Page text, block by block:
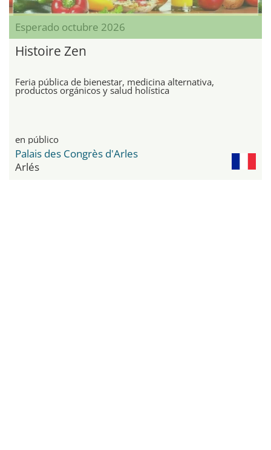
Esperado octubre 2026
Histoire Zen
Feria pública de bienestar, medicina alternativa,
productos orgánicos y salud holística
en público
Palais des Congrès d'Arles
Arlés